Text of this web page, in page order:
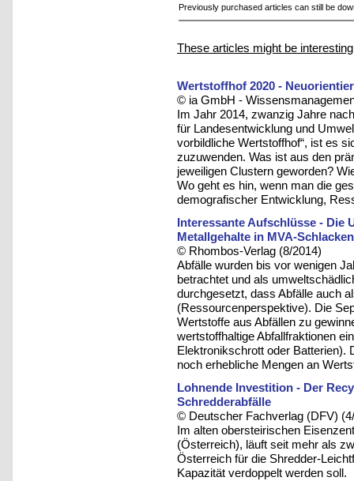
Previously purchased articles can still be
These articles might be
Wertstoffhof 2020 -
© ia GmbH -
Im Jahr 2014, zwanzig Jahre
für Landesentwicklung und
vorbildliche Wertstoffhof“, ist es
zuzuwenden. Was ist aus den
jeweiligen Clustern geworden?
Wo geht es hin, wenn man die
demografischer Entwicklung,
Interessante Aufschlüsse - Die
Metallgehalte in MVA-
© Rhombos-Verlag (8/2014)
Abfälle wurden bis vor wenigen
betrachtet und als
durchgesetzt, dass Abfälle auch
(Ressourcenperspektive). Die
Wertstoffe aus Abfällen zu
wertstoffhaltige Abfallfraktionen
Elektronikschrott oder Batterien).
noch erhebliche Mengen an
Lohnende Investition - Der
Schredderabfälle
© Deutscher Fachverlag (DFV)
Im alten obersteirischen
(Österreich), läuft seit mehr als
Österreich für die Shredder-
Kapazität verdoppelt werden soll.